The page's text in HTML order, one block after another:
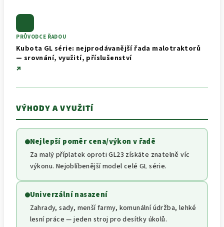
PRŮVODCE ŘADOU
Kubota GL série: nejprodávanější řada malotraktorů
— srovnání, využití, příslušenství
↗
VÝHODY A VYUŽITÍ
Nejlepší poměr cena/výkon v řadě
Za malý příplatek oproti GL23 získáte znatelně víc
výkonu. Nejoblíbenější model celé GL série.
Univerzální nasazení
Zahrady, sady, menší farmy, komunální údržba, lehké
lesní práce — jeden stroj pro desítky úkolů.